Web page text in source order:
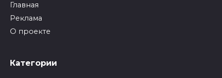
Главная
Реклама
О проекте
Категории